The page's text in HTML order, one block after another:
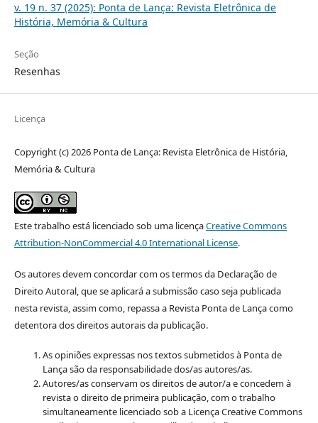
v. 19 n. 37 (2025): Ponta de Lança: Revista Eletrônica de
História, Memória & Cultura
Seção
Resenhas
Licença
Copyright (c) 2026 Ponta de Lança: Revista Eletrônica de História,
Memória & Cultura
Este trabalho está licenciado sob uma licençaCreative Commons
Attribution-NonCommercial 4.0 International License.
Os autores devem concordar com os termos da Declaração de
Direito Autoral, que se aplicará a submissão caso seja publicada
nesta revista, assim como, repassa a Revista Ponta de Lança como
detentora dos direitos autorais da publicação.
As opiniões expressas nos textos submetidos à Ponta de
Lança são da responsabilidade dos/as autores/as.
Autores/as conservam os direitos de autor/a e concedem à
revista o direito de primeira publicação, com o trabalho
simultaneamente licenciado sob a Licença Creative Commons